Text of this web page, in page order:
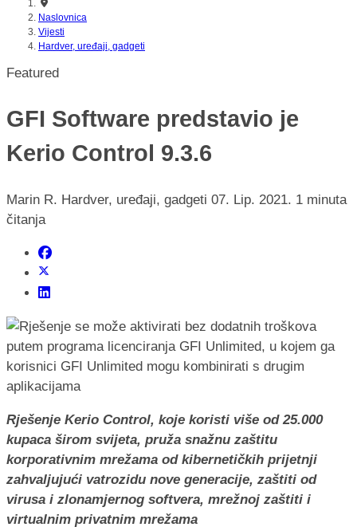
Naslovnica
Vijesti
Hardver, uređaji, gadgeti
Featured
GFI Software predstavio je
Kerio Control 9.3.6
Marin R. Hardver, uređaji, gadgeti 07. Lip. 2021. 1 minuta
čitanja
Rješenje Kerio Control, koje koristi više od 25.000
kupaca širom svijeta, pruža snažnu zaštitu
korporativnim mrežama od kibernetičkih prijetnji
zahvaljujući vatrozidu nove generacije, zaštiti od
virusa i zlonamjernog softvera, mrežnoj zaštiti i
virtualnim privatnim mrežama